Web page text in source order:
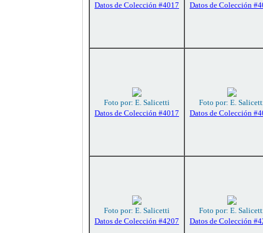
Datos de Colección #4017
Datos de Colección
Foto por: E. Salicetti
Datos de Colección #4017
Foto por: E.
Datos de Colección
Foto por: E. Salicetti
Datos de Colección #4207
Foto por: E.
Datos de Colección